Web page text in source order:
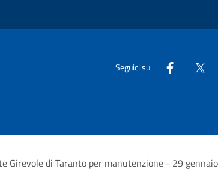
Seguici su
Girevole di Taranto per manutenzione - 29